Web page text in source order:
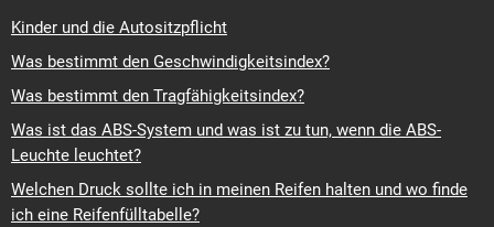
Kinder und die Autositzpflicht
Was bestimmt den Geschwindigkeitsindex?
Was bestimmt den Tragfähigkeitsindex?
Was ist das ABS-System und was ist zu tun, wenn die ABS-
Leuchte leuchtet?
Welchen Druck sollte ich in meinen Reifen halten und wo finde
ich eine Reifenfülltabelle?